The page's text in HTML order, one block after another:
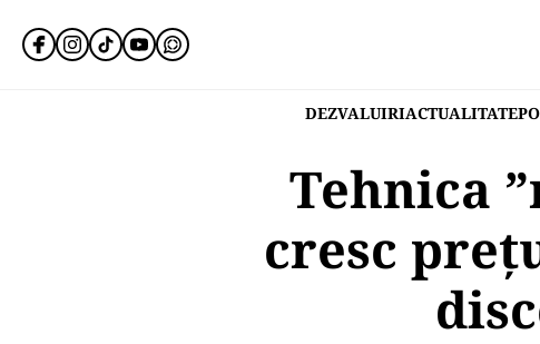
DEZVALUIRIACTUALITATE
Tehnica
cresc